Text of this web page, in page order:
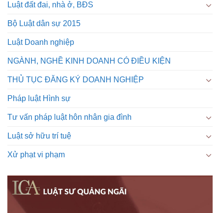
Luật đất đai, nhà ở, BĐS
Bộ Luật dân sự 2015
Luật Doanh nghiệp
NGÀNH, NGHỀ KINH DOANH CÓ ĐIỀU KIỆN
THỦ TỤC ĐĂNG KÝ DOANH NGHIỆP
Pháp luật Hình sự
Tư vấn pháp luật hôn nhân gia đình
Luật sở hữu trí tuệ
Xử phạt vi phạm